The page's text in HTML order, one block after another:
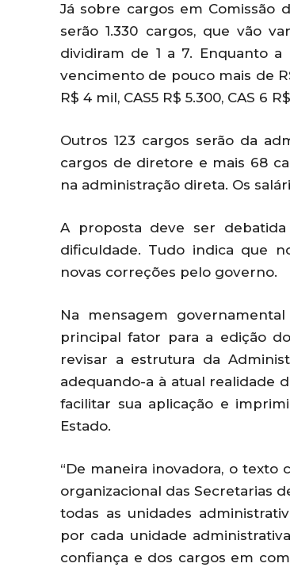
Já sobre cargos em Comissão
serão 1.330 cargos, que vão
dividiram de 1 a 7. Enquanto a
vencimento de pouco mais de
R$ 4 mil, CAS5 R$ 5.300, CAS 6
Outros 123 cargos serão da
cargos de diretore e mais 68
na administração direta. Os
A proposta deve ser
dificuldade. Tudo indica que
novas correções pelo governo.
Na mensagem
principal fator para a edição
revisar a estrutura da
adequando-a à atual realidade
facilitar sua aplicação e
Estado.
“De maneira inovadora, o
organizacional das Secretarias
todas as unidades
por cada unidade
confiança e dos cargos em